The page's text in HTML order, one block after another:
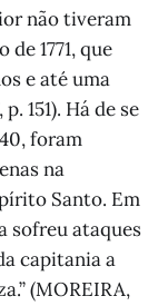
não tiveram
1771, que
e até uma
151). Há de se
foram
na
Santo. Em
sofreu ataques
capitania a
(MOREIRA,